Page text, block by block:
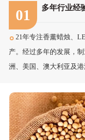
01 多年行业经